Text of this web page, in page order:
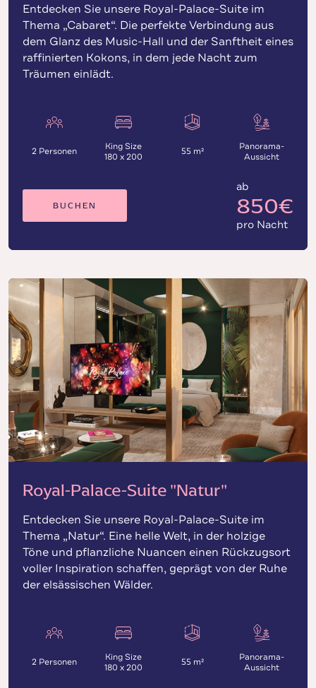
Entdecken Sie unsere Royal-Palace-Suite im
Thema „Cabaret“. Die perfekte Verbindung aus
dem Glanz des Music-Hall und der Sanftheit eines
raffinierten Kokons, in dem jede Nacht zum
Träumen einlädt.
2 Personen
King Size
180 x 200
55 m²
Panorama-
Aussicht
BUCHEN
ab
850€
pro Nacht
Royal-Palace-Suite "Natur"
Entdecken Sie unsere Royal-Palace-Suite im
Thema „Natur“. Eine helle Welt, in der holzige
Töne und pflanzliche Nuancen einen Rückzugsort
voller Inspiration schaffen, geprägt von der Ruhe
der elsässischen Wälder.
2 Personen
King Size
180 x 200
55 m²
Panorama-
Aussicht